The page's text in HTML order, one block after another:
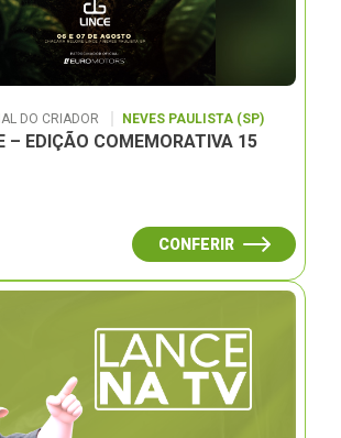
DO CRIADOR NEVES PAULISTA (SP)
– EDIÇÃO COMEMORATIVA 15
CONFERIR